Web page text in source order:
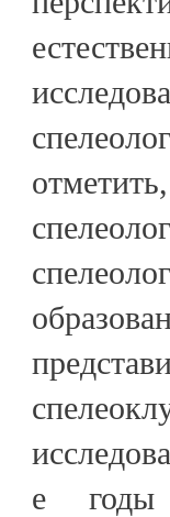
е годы